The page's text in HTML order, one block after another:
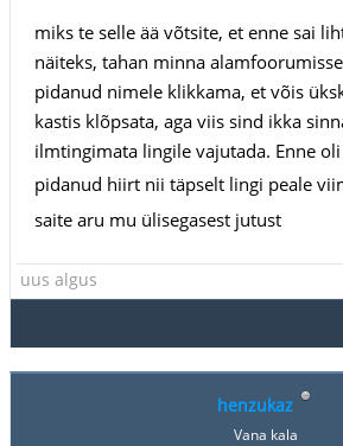
miks te selle ää võtsite, et enne sai
näiteks, tahan minna
pidanud nimele klikkama, et võis
kastis klõpsata, aga viis sind ikka
ilmtingimata lingile vajutada. Enne
pidanud hiirt nii täpselt lingi peale
saite aru mu ülisegasest jutust
uus algus
henzukaz
Vana kala